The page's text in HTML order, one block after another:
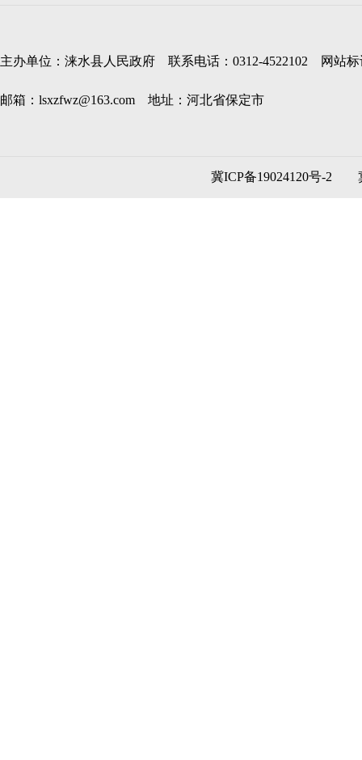
主办单位：涞水县人民政府 联系电话：0312-4522102 网站标
邮箱：lsxzfwz@163.com 地址：河北省保定市
冀ICP备19024120号-2